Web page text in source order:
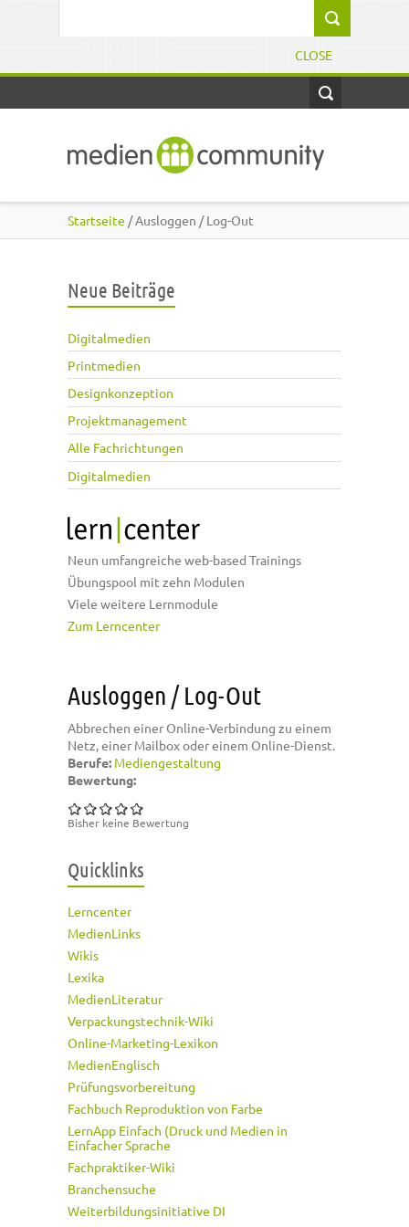
CLOSE
Startseite / Ausloggen / Log-Out
Neue Beiträge
Digitalmedien
Printmedien
Designkonzeption
Projektmanagement
Alle Fachrichtungen
Digitalmedien
Neun umfangreiche web-based Trainings
Übungspool mit zehn Modulen
Viele weitere Lernmodule
Zum Lerncenter
Ausloggen / Log-Out
Abbrechen einer Online-Verbindung zu einem
Netz, einer Mailbox oder einem Online-Dienst.
Berufe: Mediengestaltung
Bewertung:
Bisher keine Bewertung
Quicklinks
Lerncenter
MedienLinks
Wikis
Lexika
MedienLiteratur
Verpackungstechnik-Wiki
Online-Marketing-Lexikon
MedienEnglisch
Prüfungsvorbereitung
Fachbuch Reproduktion von Farbe
LernApp Einfach (Druck und Medien in
Einfacher Sprache
Fachpraktiker-Wiki
Branchensuche
Weiterbildungsinitiative DI